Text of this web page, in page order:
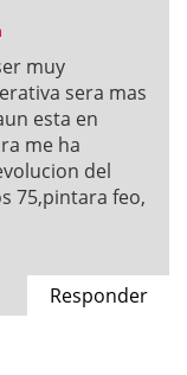
muy
sera mas
esta en
me ha
del
75,pintara feo,
Responder